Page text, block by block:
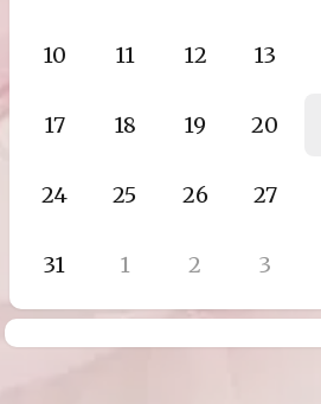
10 11 12 13
17 18 19 20
24 25 26 27
31 1 2 3